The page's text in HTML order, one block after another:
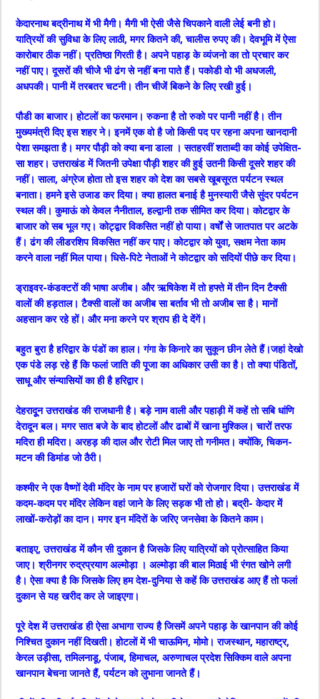
केदारनाथ बद्रीनाथ में भी मैगी। मैगी भी ऐसी जैसे चिपकाने वाली लेई बनी हो।
यात्रियों की सुविधा के लिए लाठी, मगर कितने की, चालीस रुपए की। देवभूमि में ऐसा
कारोबार ठीक नहीं। प्रतिष्ठा गिरती है। अपने पहाड़ के व्यंजनो का तो प्रचार कर
नहीं पाए। दूसरों की चीजेे भी ढंग से नहीं बना पाते हैं। पकोडी वो भी अधजली,
अधपकी। पानी में तरबतर चटनी। तीन चीजें बिकने के लिए रखी हुई।
पौडी का बाजार। होटलों का फरमान। रुकना है तो रुको पर पानी नहीं है। तीन
मुख्यमंत्री दिए इस शहर ने। इनमें एक वो है जो किसी पद पर रहना अपना खानदानी
पेशा समझता है। मगर पौड़ी को क्या बना डाला । सतहरवीं शताब्दी का कोई उपेक्षित-
सा शहर। उत्तराखंड में जितनी उपेक्षा पौड़ी शहर की हुई उतनी किसी दूसरे शहर की
नहीं। साला, अंग्रेज होता तो इस शहर को देश का सबसे खूबसूरत पर्यटन स्थल
बनाता। हमने इसे उजाड कर दिया। क्या हालत बनाई है मुनस्यारी जैसे सुंदर पर्यटन
स्थल की। कुमाऊं को केवल नैनीताल, हल्द्वानी तक सीमित कर दिया। कोटद्वार के
बाजार को सब भूल गए। कोट्द्वार विकसित नहीं हो पाया। वर्षों से जातपात पर अटके
हैं। ढंग की लीडरशिप विकसित नहीं कर पाए। कोटद्वार को युवा, सक्षम नेता काम
करने वाला नहीं मिल पाया। धिसे-पिटे नेताओं ने कोटद्वार को सदियों पीछे कर दिया।
ड्राइवर-कंडक्टरों की भाषा अजीब। और ऋषिकेश में तो हफ्ते में तीन दिन टैक्सी
वालों की हड़ताल। टैक्सी वालों का अजीब सा बर्ताव भी तो अजीब सा है। मानों
अहसान कर रहे हों। और मना करने पर श्राप ही दे देंगें।
बहुत बुरा है हरिद्वार के पंडों का हाल। गंगा के किनारे का सुकून छीन लेते हैं।जहां देखो
एक पंडे लड़ रहे हैं कि फलां जाति की पूजा का अधिकार उसी का है। तो क्या पंडितों,
साधू और संन्यासियों का ही है हरिद्वार।
देहरादूून उत्तराखंड की राजधानी है। बड़े नाम वाली और पहाड़ी में कहें तो सबि धांणि
देरादून बल। मगर सात बजे के बाद होटलों और ढाबों में खाना मुश्किल। चारों तरफ
मदिरा ही मदिरा। अरहड़ की दाल और रोटी मिल जाए तो गनीमत। क्योंकि, चिकन-
मटन की डिमांड जो ठैरी।
कश्मीर ने एक वैष्णों देवी मंदिर के नाम पर हजारों घरों को रोजगार दिया। उत्तराखंड में
कदम-कदम पर मंदिर लेकिन वहां जाने के लिए सड़क भी तो हो। बद्री- केदार में
लाखों-करोड़ों का दान। मगर इन मंदिरों के जरिए जनसेवा के कितने काम।
बताइए, उत्तराखंड में कौन सी दुकान है जिसके लिए यात्रियों को प्रोत्साहित किया
जाए। श्रीनगर रुद्रप्रयाग अल्मोड़ा । अल्मोड़ा की बाल मिठाई भी रंगत खोने लगी
है। ऐसा क्या है कि जिसके लिए हम देश-दुनिया से कहें कि उत्तराखंड आए हैं तो फलां
दुकान से यह खरीद कर ले जाइएगा।
पूरे देश में उत्तराखंड ही ऐसा अभागा राज्य है जिसमें अपने पहाड़ के खानपान की कोई
निश्चित दुकान नहीं दिखती। होटलों में भी चाऊमिन, मोमो। राजस्थान, महाराष्ट्र,
केरल उड़ीसा, तमिलनाडू, पंजाब, हिमाचल, अरुणाचल प्रदेश सिक्किम वाले अपना
खानपान बेचना जानते हैं, पर्यटन को लुभाना जानते हैं।